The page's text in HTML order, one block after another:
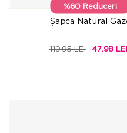
%60 Reduceri
Șapca Natural
119.95 LEI 47.98 LEI